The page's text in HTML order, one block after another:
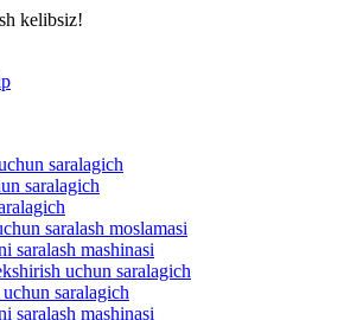
kelibsiz!
saralagich
saralagich
saralash moslamasi
saralash mashinasi
uchun saralagich
saralagich
saralash mashinasi